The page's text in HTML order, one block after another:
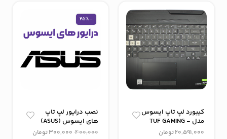
کیبورد لپ تاپ ایسوس
مدل TUF GAMING -
FX506H
20,591,000تومان
-25%
نصب درایور لپ‌ تاپ‌
های ایسوس (ASUS)
سری F و X
400,000
300,000تومان